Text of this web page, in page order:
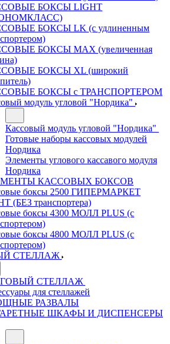
БОКСЫ LIGHT
БОКСЫ LK (с удлиненным
БОКСЫ MAX (увеличенная
БОКСЫ XL (широкий
БОКСЫ с ТРАНСПОРТЕРОМ
модуль угловой "Нордика"
Кассовый модуль угловой "Нордика"
Готовые наборы кассовых модулей
Нордика
Элементы углового кассавого модуля
Нордика
КАССОВЫХ БОКСОВ
боксы 2500 ГИПЕРМАРКЕТ
(БЕЗ транспортера)
боксы 4300 МОЛЛ PLUS (с
боксы 4800 МОЛЛ PLUS (с
СТЕЛЛАЖ
СТЕЛЛАЖ
для стеллажей
РАЗВАЛЫ
ШКАФЫ И ДИСПЕНСЕРЫ